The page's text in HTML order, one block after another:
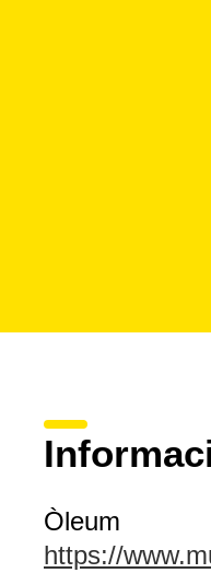
Òleum
https://